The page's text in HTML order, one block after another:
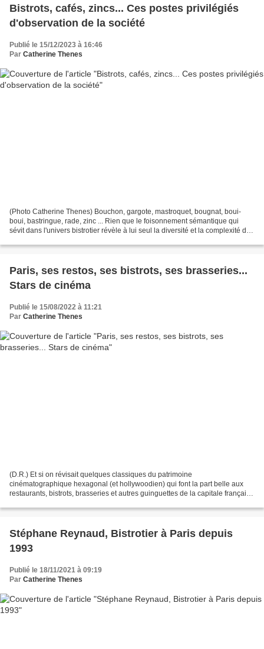
Bistrots, cafés, zincs... Ces postes privilégiés
d'observation de la société
Publié le 15/12/2023 à 16:46
Par Catherine Thenes
(Photo Catherine Thenes) Bouchon, gargote, mastroquet, bougnat, boui-
boui, bastringue, rade, zinc ... Rien que le foisonnement sémantique qui
sévit dans l'univers bistrotier révèle à lui seul la diversité et la complexité de
Paris, ses restos, ses bistrots, ses brasseries...
Stars de cinéma
Publié le 15/08/2022 à 11:21
Par Catherine Thenes
(D.R.) Et si on révisait quelques classiques du patrimoine
cinématographique hexagonal (et hollywoodien) qui font la part belle aux
restaurants, bistrots, brasseries et autres guinguettes de la capitale française
Stéphane Reynaud, Bistrotier à Paris depuis
1993
Publié le 18/11/2021 à 09:19
Par Catherine Thenes